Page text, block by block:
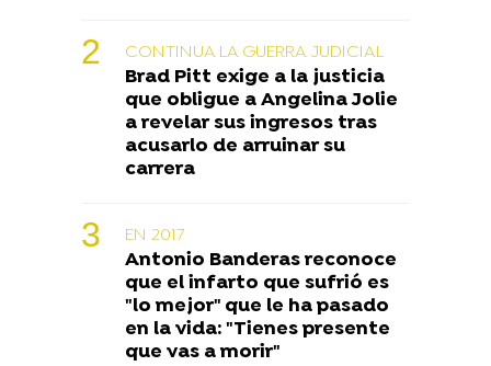
CONTINUA LA GUERRA JUDICIAL
Brad Pitt exige a la justicia
que obligue a Angelina Jolie
a revelar sus ingresos tras
acusarlo de arruinar su
carrera
EN 2017
Antonio Banderas reconoce
que el infarto que sufrió es
"lo mejor" que le ha pasado
en la vida: "Tienes presente
que vas a morir"